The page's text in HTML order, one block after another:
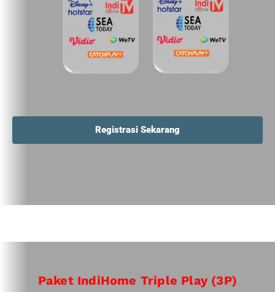
Registrasi Sekarang
Paket IndiHome Triple Play (3P)